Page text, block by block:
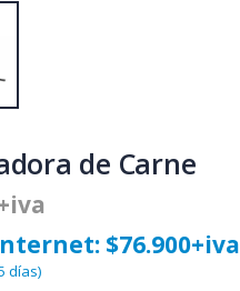
de Carne
$76.900+iva
días)